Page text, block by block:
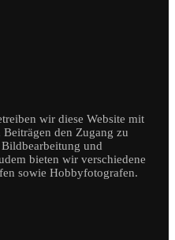
wir diese Website mit
den Zugang zu
und
bieten wir verschiedene
sowie Hobbyfotografen.